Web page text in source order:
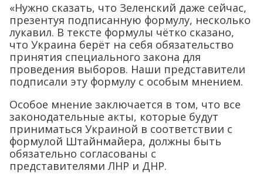
«Нужно сказать, что Зеленский даже сейчас,
презентуя подписанную формулу, несколько
лукавил. В тексте формулы чётко сказано,
что Украина берёт на себя обязательство
принятия специального закона для
проведения выборов. Наши представители
подписали эту формулу с особым мнением.
Особое мнение заключается в том, что все
законодательные акты, которые будут
приниматься Украиной в соответствии с
формулой Штайнмайера, должны быть
обязательно согласованы с
представителями ЛНР и ДНР.